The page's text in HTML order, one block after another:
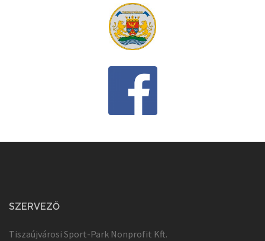
SZERVEZŐ
Tiszaújvárosi Sport-Park Nonprofit Kft.